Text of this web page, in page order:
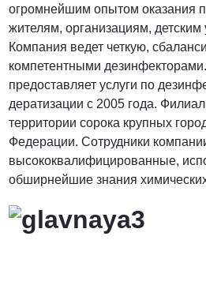
огромнейшим опытом оказания
жителям, организациям,
Компания ведет четкую,
компетентными
предоставляет услуги по
дератизации с 2005 года.
территории сорока крупных
Федерации. Сотрудники
высококвалифицированные,
обширнейшие знания